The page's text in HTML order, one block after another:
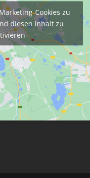
Cookies zu
diesen Inhalt zu